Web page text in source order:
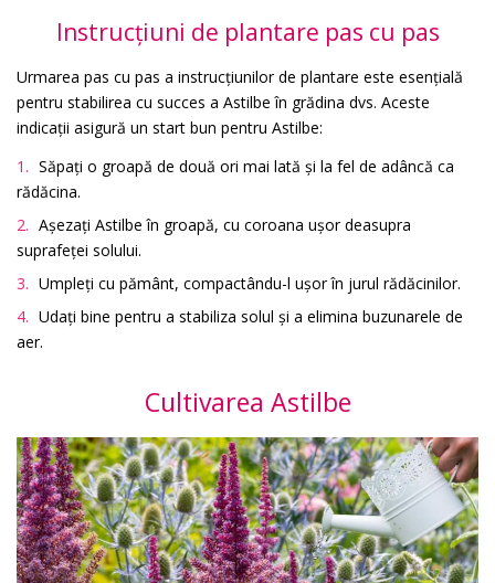
Instrucțiuni de plantare pas cu pas
Urmarea pas cu pas a instrucțiunilor de plantare este esențială
pentru stabilirea cu succes a Astilbe în grădina dvs. Aceste
indicații asigură un start bun pentru Astilbe:
Săpați o groapă de două ori mai lată și la fel de adâncă ca
rădăcina.
Așezați Astilbe în groapă, cu coroana ușor deasupra
suprafeței solului.
Umpleți cu pământ, compactându-l ușor în jurul rădăcinilor.
Udați bine pentru a stabiliza solul și a elimina buzunarele de
aer.
Cultivarea Astilbe